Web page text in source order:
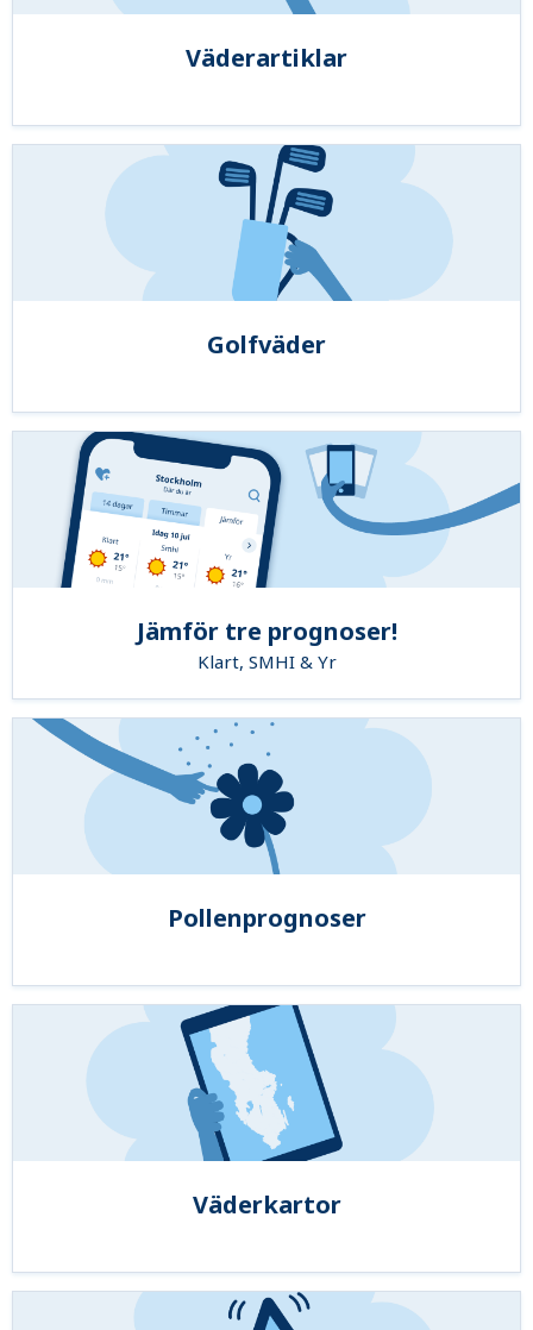
Väderartiklar
Golfväder
Jämför tre prognoser!
Klart, SMHI & Yr
Pollenprognoser
Väderkartor